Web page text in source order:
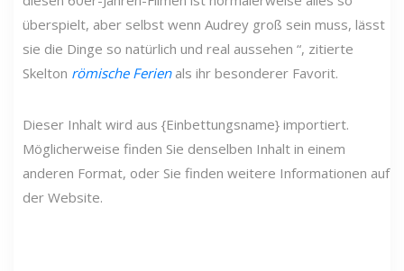
überspielt, aber selbst wenn Audrey groß sein muss, lässt
sie die Dinge so natürlich und real aussehen “, zitierte
Skelton römische Ferien als ihr besonderer Favorit.
Dieser Inhalt wird aus {Einbettungsname} importiert.
Möglicherweise finden Sie denselben Inhalt in einem
anderen Format, oder Sie finden weitere Informationen auf
der Website.